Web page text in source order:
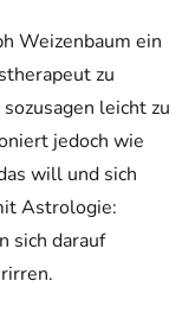
Weizenbaum ein
zu
leicht zu
jedoch wie
will und sich
Astrologie:
sich darauf